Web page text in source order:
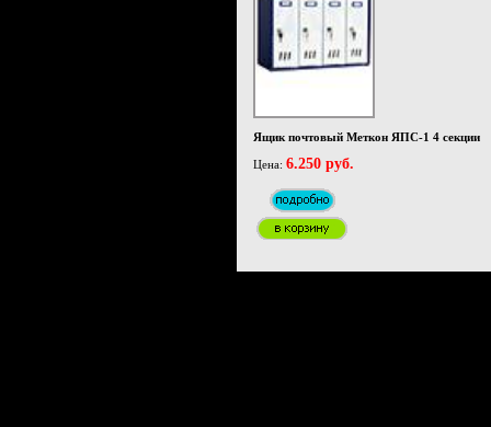
Ящик почтовый Меткон ЯПС-1 4 секции
Цена: 6.250 руб.